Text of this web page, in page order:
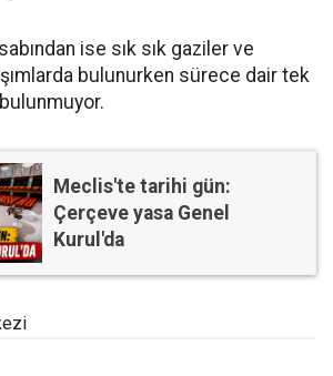
ise sık sık gaziler ve
bulunurken sürece dair tek
Meclis'te tarihi gün:
Çerçeve yasa Genel
Kurul'da